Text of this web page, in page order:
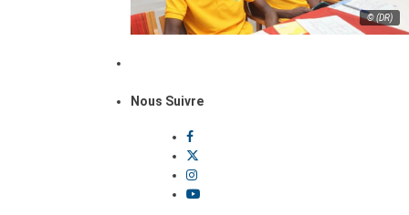
© (DR)
Nous Suivre